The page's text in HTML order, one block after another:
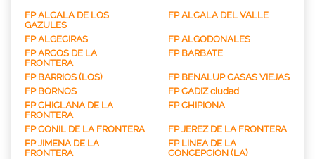
FP ALCALA DE LOS
GAZULES
FP ALCALA DEL VALLE
FP ALGECIRAS
FP ALGODONALES
FP ARCOS DE LA
FRONTERA
FP BARBATE
FP BARRIOS (LOS)
FP BENALUP CASAS VIEJAS
FP BORNOS
FP CADIZ ciudad
FP CHICLANA DE LA
FRONTERA
FP CHIPIONA
FP CONIL DE LA FRONTERA
FP JEREZ DE LA FRONTERA
FP JIMENA DE LA
FRONTERA
FP LINEA DE LA
CONCEPCION (LA)